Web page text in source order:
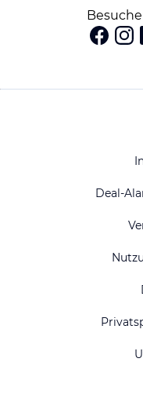
Deal-